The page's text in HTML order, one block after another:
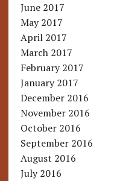
June 2017
May 2017
April 2017
March 2017
February 2017
January 2017
December 2016
November 2016
October 2016
September 2016
August 2016
July 2016